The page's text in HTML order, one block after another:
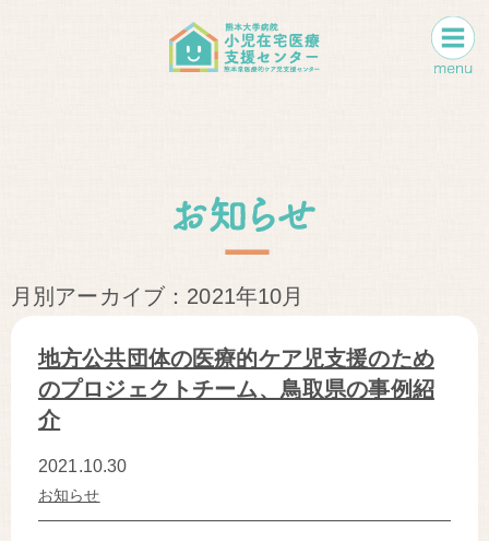
月別アーカイブ：2021年10月
地方公共団体の医療的ケア児支援のため
のプロジェクトチーム、鳥取県の事例紹
介
2021.10.30
お知らせ